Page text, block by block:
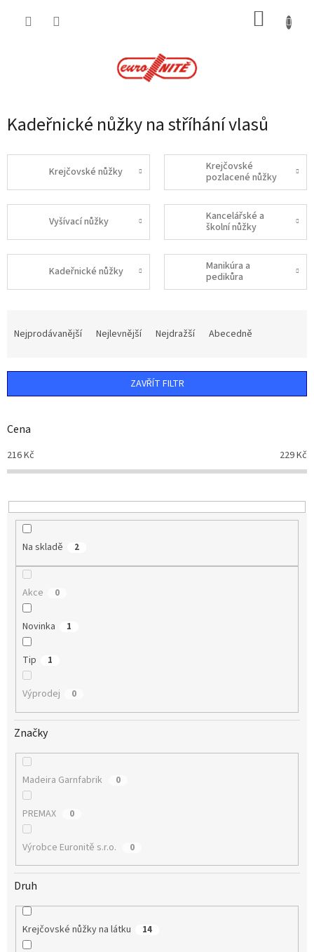
Kadeřnické nůžky na stříhání vlasů
Krejčovské nůžky
Krejčovské
pozlacené nůžky
Vyšívací nůžky
Kancelářské a
školní nůžky
Kadeřnické nůžky
Manikúra a
pedikůra
í
r
d
u
t
ů
Nejprodávanější Nejlevnější Nejdražší Abecedně
ZAVŘÍT FILTR
Cena
216Kč 229Kč
Na skladě 2
Akce 0
Novinka 1
Tip 1
Výprodej 0
Značky
Madeira Garnfabrik 0
PREMAX 0
Výrobce Euronitě s.r.o. 0
Druh
Krejčovské nůžky na látku 14